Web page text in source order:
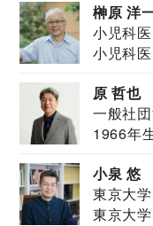
榊原 洋
小児科
小児科
原 哲也
一般社
JAPAN
1966年
小泉 悠
東京大
東京大